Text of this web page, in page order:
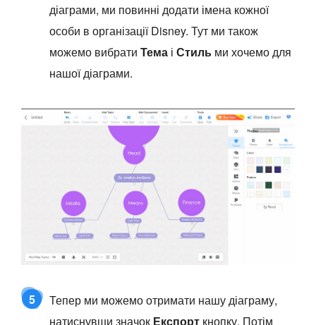
діаграми, ми повинні додати імена кожної
особи в організації Disney. Тут ми також
можемо вибрати Тема і Стиль ми хочемо для
нашої діаграми.
5
Тепер ми можемо отримати нашу діаграму,
натиснувши значок Експорт кнопку. Потім